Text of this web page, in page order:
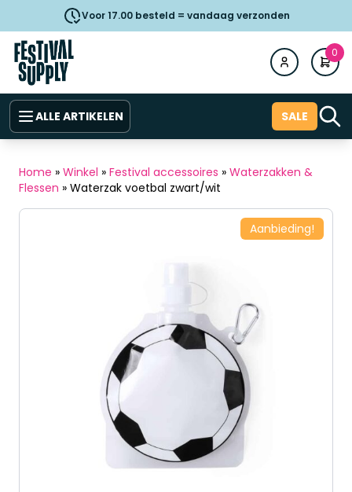
Voor 17.00 besteld = vandaag verzonden
0
ALLE ARTIKELEN SALE
Home » Winkel » Festival accessoires » Waterzakken &
Flessen » Waterzak voetbal zwart/wit
Aanbieding!